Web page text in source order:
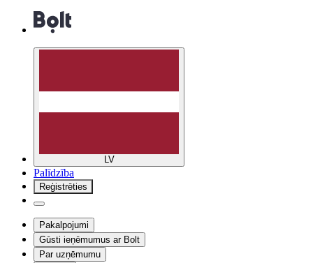
LV
Palīdzība
Reģistrēties
Pakalpojumi
Gūsti ieņēmumus ar Bolt
Par uzņēmumu